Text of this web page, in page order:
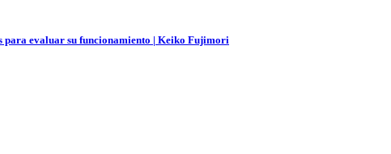
evaluar su funcionamiento | Keiko Fujimori